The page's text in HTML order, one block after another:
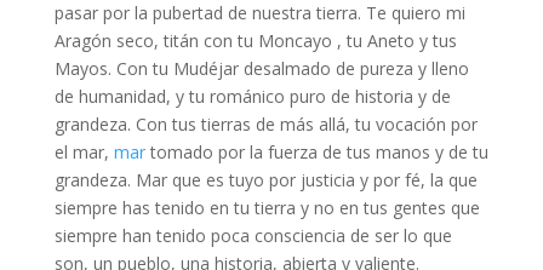
pasar por la pubertad de nuestra tierra. Te quiero mi
Aragón seco, titán con tu Moncayo , tu Aneto y tus
Mayos. Con tu Mudéjar desalmado de pureza y lleno
de humanidad, y tu románico puro de historia y de
grandeza. Con tus tierras de más allá, tu vocación por
el mar, martomado por la fuerza de tus manos y de tu
grandeza. Mar que es tuyo por justicia y por fé, la que
siempre has tenido en tu tierra y no en tus gentes que
siempre han tenido poca consciencia de ser lo que
son, un pueblo, una historia, abierta y valiente.